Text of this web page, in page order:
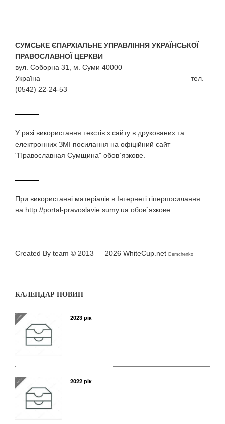
СУМСЬКЕ ЄПАРХІАЛЬНЕ УПРАВЛІННЯ УКРАЇНСЬКОЇ
ПРАВОСЛАВНОЇ ЦЕРКВИ
вул. Соборна 31, м. Суми 40000
Україна тел.
(0542) 22-24-53
У разi використання текстiв з сайту в друкованих та
електронних ЗМI посилання на офіційний сайт
"Православная Сумщина" обов`язкове.
При використаннi матерiалiв в Iнтернетi гiперпосилання
на http://portal-pravoslavie.sumy.ua обов`язкове.
Created By team © 2013 — 2026 WhiteCup.net Demchenko
КАЛЕНДАР НОВИН
2023 рік
2022 рік